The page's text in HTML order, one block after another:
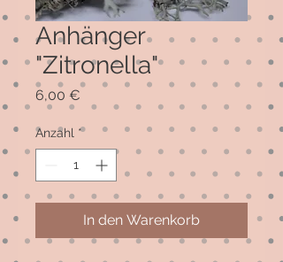
Anhänger
"Zitronella"
6,00 €
Anzahl *
In den Warenkorb